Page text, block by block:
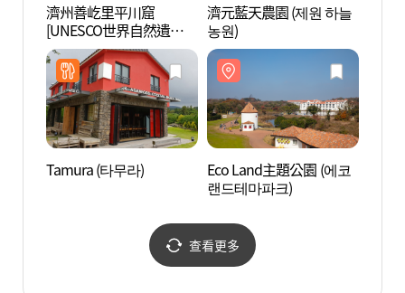
濟州善屹里平川窟
[UNESCO世界自然遺產]
(제주 선흘리 벵뒤굴 [유네
스코 세계자연유산])
濟元藍天農園 (제원 하늘
농원)
Tamura (타무라)
Eco Land主題公園 (에코
랜드테마파크)
查看更多